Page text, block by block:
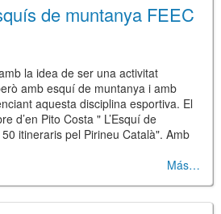
de muntanya FEEC
la idea de ser una activitat
amb esquí de muntanya i amb
aquesta disciplina esportiva. El
d’en Pito Costa " L’Esquí de
itineraris pel Pirineu Català". Amb
Más